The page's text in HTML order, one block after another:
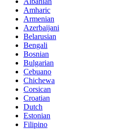
Amharic
Armenian
Azerbaijani
Belarusian
Bengali
Bosnian
Bulgarian
Cebuano
Chichewa
Corsican
Croatian
Dutch
Estonian
Filipino